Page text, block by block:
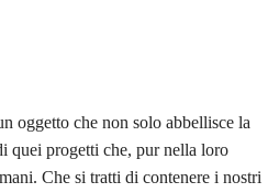
oggetto che non solo abbellisce la
quei progetti che, pur nella loro
Che si tratti di contenere i nostri